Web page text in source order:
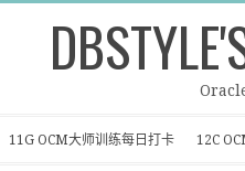
11G OCM大师训练每日打卡 12C